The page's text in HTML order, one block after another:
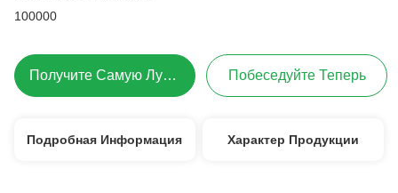
100000
Получите Самую Лучшую Цену Побеседуйте Теперь
Подробная Информация Характер Продукции